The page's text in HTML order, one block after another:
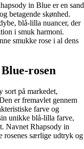
in Blue er en sand
betagende skønhed.
blå-lilla nuancer, der
i smuk harmoni.
smukke rose i al dens
rosen
sort på markedet,
er fremavlet gennem
farve og
unikke blå-lilla farve,
Navnet Rhapsody in
rosenes særlige udtryk og